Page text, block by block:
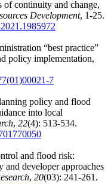
continuity and change,
Development, 1-25.
“best practice”
policy implementation,
7
policy and flood
into local
, 22(4): 513-534.
and flood risk:
developer approaches
, 20(03): 241-261.